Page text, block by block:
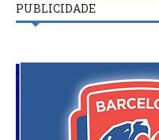
PUBLICIDADE